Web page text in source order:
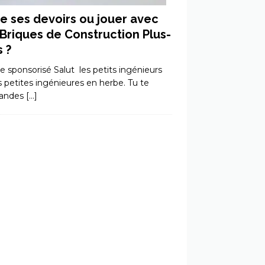
ses devoirs ou jouer avec
de Construction Plus-
?
sponsorisé Salut les petits ingénieurs
petites ingénieures en herbe. Tu te
[…]